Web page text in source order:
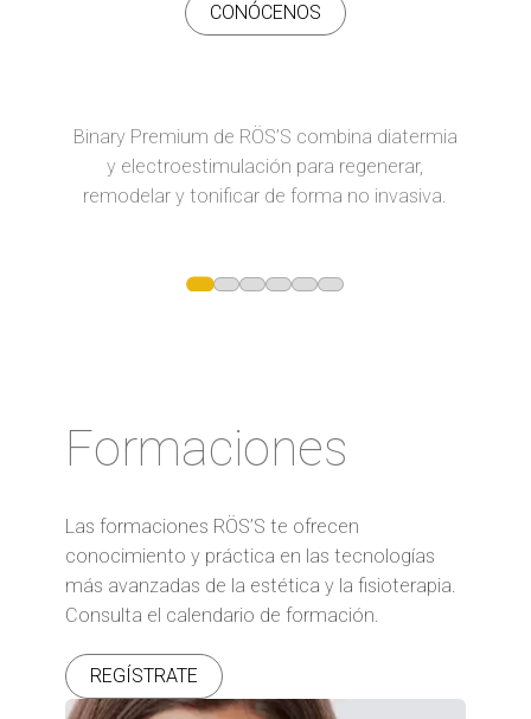
CONÓCENOS
Binary Premium de RÖS’S combina diatermia
y electroestimulación para regenerar,
remodelar y tonificar de forma no invasiva.
Formaciones
Las formaciones RÖS’S te ofrecen
conocimiento y práctica en las tecnologías
más avanzadas de la estética y la fisioterapia.
Consulta el calendario de formación.
REGÍSTRATE